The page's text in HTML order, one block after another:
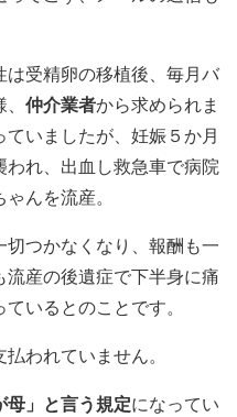
は受精卵の移植後、毎月バ
仲介業者から求められま
いましたが、妊娠５か月
れ、出血し救急車で病院
んを流産。
切つかなくなり、報酬も一
産の後遺症で下半身に痛
いるとのことです。
われていません。
母」と言う規定になってい